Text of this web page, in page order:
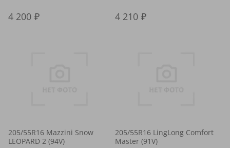
4 200 4 210
205/55R16 Mazzini Snow
LEOPARD 2 (94V)
205/55R16 LingLong Comfort
Master (91V)